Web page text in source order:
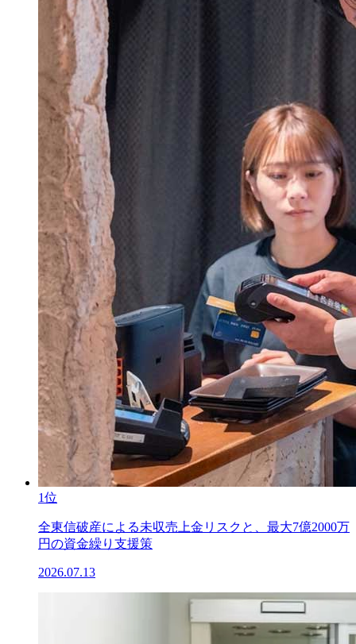
1位
全東信破産による未収売上金リスクと、最大7億2000万
円の資金繰り支援策
2026.07.13